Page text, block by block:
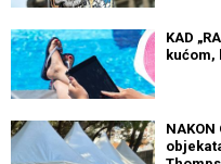
KAD
kućom,